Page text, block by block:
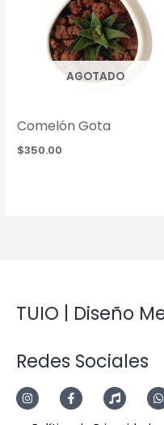
AGOTADO
Comelón Gota
$350.00
TUIO | Diseño
Redes Sociales